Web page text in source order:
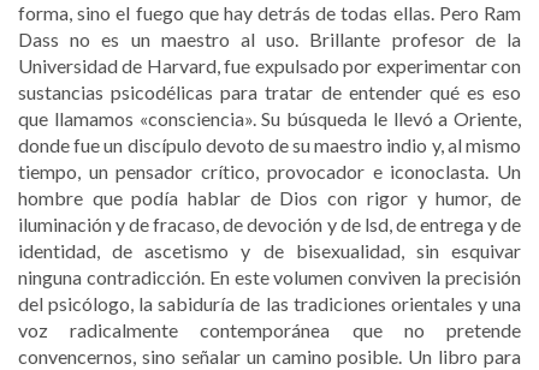
forma, sino el fuego que hay detrás de todas ellas. Pero Ram
Dass no es un maestro al uso. Brillante profesor de la
Universidad de Harvard, fue expulsado por experimentar con
sustancias psicodélicas para tratar de entender qué es eso
que llamamos «consciencia». Su búsqueda le llevó a Oriente,
donde fue un discípulo devoto de su maestro indio y, al mismo
tiempo, un pensador crítico, provocador e iconoclasta. Un
hombre que podía hablar de Dios con rigor y humor, de
iluminación y de fracaso, de devoción y de lsd, de entrega y de
identidad, de ascetismo y de bisexualidad, sin esquivar
ninguna contradicción. En este volumen conviven la precisión
del psicólogo, la sabiduría de las tradiciones orientales y una
voz radicalmente contemporánea que no pretende
convencernos, sino señalar un camino posible. Un libro para